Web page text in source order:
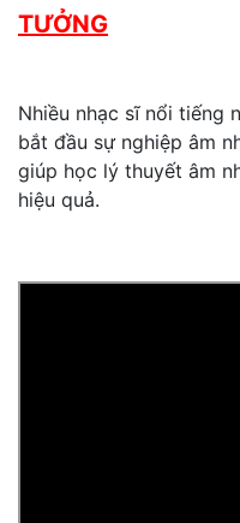
TƯỞNG
Nhiều nhạc sĩ nổi tiếng
bắt đầu sự nghiệp âm
giúp học lý thuyết âm
hiệu quả.